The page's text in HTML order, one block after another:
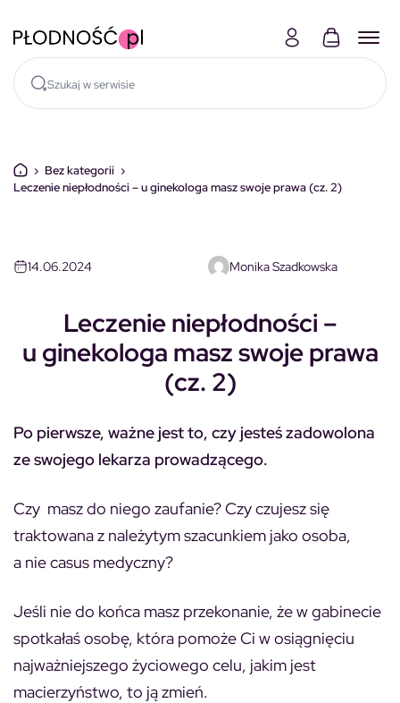
› Bez kategorii ›
Leczenie niepłodności – u ginekologa masz swoje prawa (cz. 2)
14.06.2024 Monika Szadkowska
Leczenie niepłodności –
u ginekologa masz swoje prawa
(cz. 2)
Po pierwsze, ważne jest to, czy jesteś zadowolona
ze swojego lekarza prowadzącego.
Czy masz do niego zaufanie? Czy czujesz się
traktowana z należytym szacunkiem jako osoba,
a nie casus medyczny?
Jeśli nie do końca masz przekonanie, że w gabinecie
spotkałaś osobę, która pomoże Ci w osiągnięciu
najważniejszego życiowego celu, jakim jest
macierzyństwo, to ją zmień.